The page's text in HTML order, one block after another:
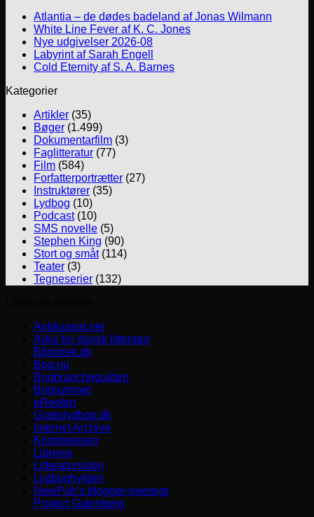
Atlantia – de dødes badeland af Jonas Wilmann
White Line Fever af K. C. Jones
Nye udgivelser 2026-08
Labyrint af Sarah Engell
Cold Eternity af S. A. Barnes
Kategorier
Artikler (35)
Bøger (1.499)
Dokumentarfilm (3)
Faglitteratur (77)
Film (584)
Forfatterportrætter (27)
Instruktører (35)
Lydbog (10)
Podcast(10)
SMS novelle (5)
Stephen King (90)
Stort og småt(114)
Teater (3)
Tegneserier (132)
Antikvariat.net
Arkiv for dansk litteratur
Bibliotek.dk
Bog.nu
Bogbrancheguiden
Bogrummet
eReolen
Gratislydbog.dk
Internet Archive
Krimimessen
Librivox
Litteratursiden
Lydboghylden
NewPub's blogger-oversigt
Project Gutenberg